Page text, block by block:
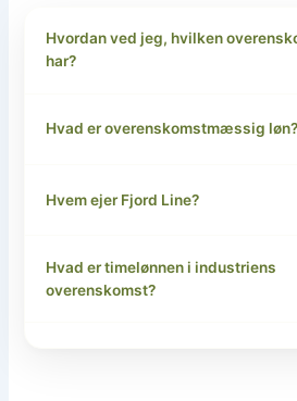
Hvordan ved jeg, hvilken
har?
Hvad er overenskomstmæssig løn?
Hvem ejer Fjord Line?
Hvad er timelønnen i industriens
overenskomst?